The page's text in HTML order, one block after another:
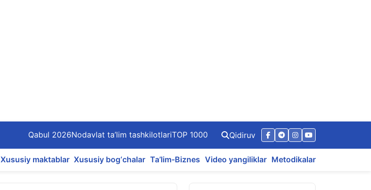
Qabul 2026Nodavlat ta’lim tashkilotlariTOP 1000 Qidiruv
Xususiy maktablar Xususiy bog‘chalar Ta’lim-Biznes Video yangiliklar Metodikalar